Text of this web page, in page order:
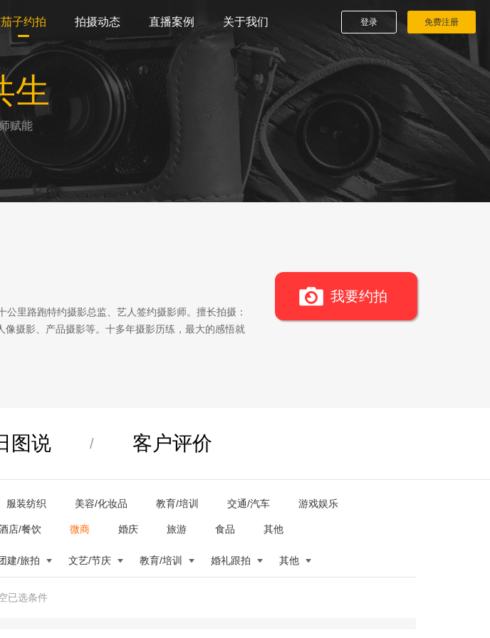
茄子约拍 拍摄动态 直播案例 关于我们 登录 免费注册
生
赋能
里路跑特约摄影总监、艺人签约摄影师。擅长拍摄：
摄影、产品摄影等。十多年摄影历练，最大的感悟就
我要约拍
图说 / 客户评价
服装纺织 美容/化妆品 教育/培训 交通/汽车 游戏娱乐
店/餐饮 微商 婚庆 旅游 食品 其他
建/旅拍 文艺/节庆 教育/培训 婚礼跟拍 其他
已选条件